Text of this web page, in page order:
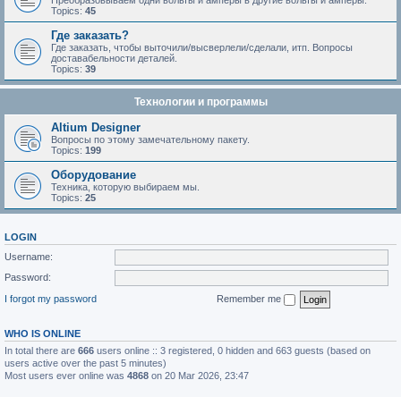
Topics: 45
Где заказать?
Где заказать, чтобы выточили/высверлели/сделали, итп. Вопросы
доставабельности деталей.
Topics: 39
Технологии и программы
Altium Designer
Вопросы по этому замечательному пакету.
Topics: 199
Оборудование
Техника, которую выбираем мы.
Topics: 25
LOGIN
Username:
Password:
I forgot my password
Remember me
WHO IS ONLINE
In total there are 666 users online :: 3 registered, 0 hidden and 663 guests (based on
users active over the past 5 minutes)
Most users ever online was 4868 on 20 Mar 2026, 23:47